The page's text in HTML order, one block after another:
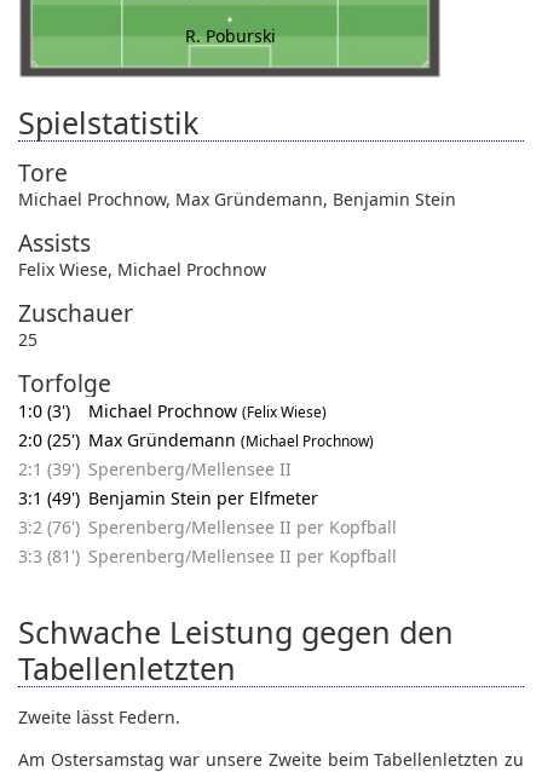
R. Poburski
Spielstatistik
Tore
Michael Prochnow, Max Gründemann, Benjamin Stein
Assists
Felix Wiese, Michael Prochnow
Zuschauer
25
Torfolge
1:0 (3') Michael Prochnow (Felix Wiese)
2:0 (25') Max Gründemann (Michael Prochnow)
2:1 (39') Sperenberg/Mellensee II
3:1 (49') Benjamin Stein per Elfmeter
3:2 (76') Sperenberg/Mellensee II per Kopfball
3:3 (81') Sperenberg/Mellensee II per Kopfball
Schwache Leistung gegen den
Tabellenletzten
Zweite lässt Federn.
Am Ostersamstag war unsere Zweite beim Tabellenletzten zu